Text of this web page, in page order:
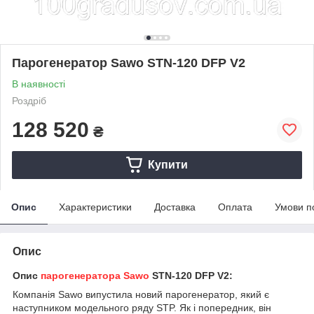
Парогенератор Sawo STN-120 DFP V2
В наявності
Роздріб
128 520 ₴
Купити
Опис Характеристики Доставка Оплата Умови
Опис
Опис парогенератора Sawo STN-120 DFP V2:
Компанія Sawo випустила новий парогенератор, який є
наступником модельного ряду STP. Як і попередник, він